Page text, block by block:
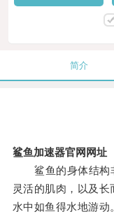
简介
鲨鱼加速器官网网址
鲨鱼的身体结构
灵活的肌肉，以及
水中如鱼得水地游动